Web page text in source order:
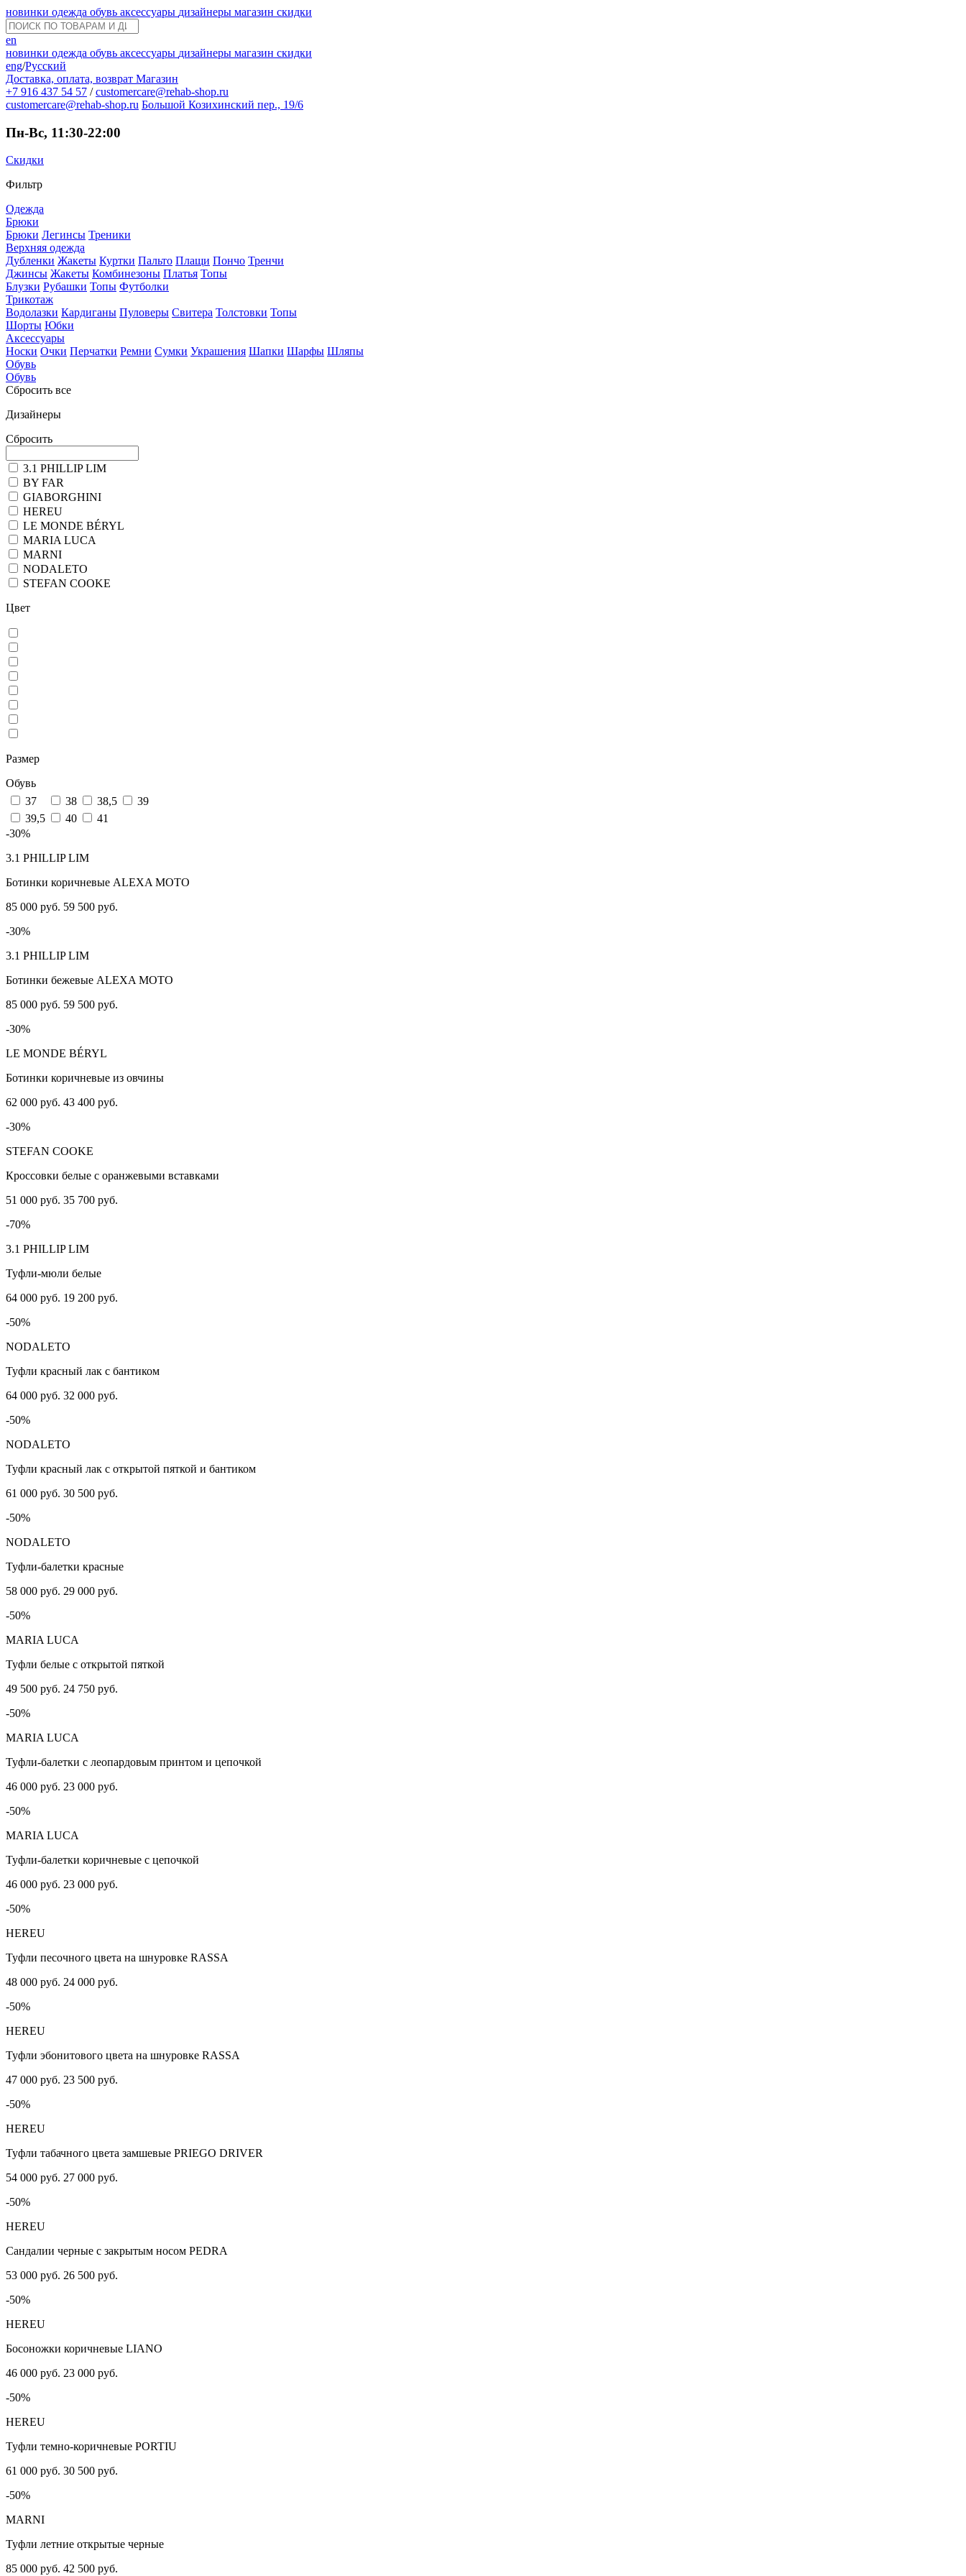
новинки одежда обувь аксессуары дизайнеры магазин скидки
en
новинки одежда обувь аксессуары дизайнеры магазин скидки
eng/Русский
Доставка, оплата, возврат Магазин
+7 916 437 54 57 / customercare@rehab-shop.ru
customercare@rehab-shop.ru Большой Козихинский пер., 19/6
Пн-Вс, 11:30-22:00
Скидки
Фильтр
Одежда
Брюки
Брюки Легинсы Треники
Верхняя одежда
Дубленки Жакеты Куртки Пальто Плащи Пончо Тренчи
Джинсы Жакеты Комбинезоны Платья Топы
Блузки Рубашки Топы Футболки
Трикотаж
Водолазки Кардиганы Пуловеры Свитера Толстовки Топы
Шорты Юбки
Аксессуары
Носки Очки Перчатки Ремни Сумки Украшения Шапки Шарфы Шляпы
Обувь
Обувь
Сбросить все
Дизайнеры
Сбросить
3.1 PHILLIP LIM
BY FAR
GIABORGHINI
HEREU
LE MONDE BÉRYL
MARIA LUCA
MARNI
NODALETO
STEFAN COOKE
Цвет
Размер
Обувь
37
38 38,5
39
39,5
40
41
-30%
3.1 PHILLIP LIM
Ботинки коричневые ALEXA MOTO
85 000 руб. 59 500 руб.
-30%
3.1 PHILLIP LIM
Ботинки бежевые ALEXA MOTO
85 000 руб. 59 500 руб.
-30%
LE MONDE BÉRYL
Ботинки коричневые из овчины
62 000 руб. 43 400 руб.
-30%
STEFAN COOKE
Кроссовки белые с оранжевыми вставками
51 000 руб. 35 700 руб.
-70%
3.1 PHILLIP LIM
Туфли-мюли белые
64 000 руб. 19 200 руб.
-50%
NODALETO
Туфли красный лак с бантиком
64 000 руб. 32 000 руб.
-50%
NODALETO
Туфли красный лак с открытой пяткой и бантиком
61 000 руб. 30 500 руб.
-50%
NODALETO
Туфли-балетки красные
58 000 руб. 29 000 руб.
-50%
MARIA LUCA
Туфли белые с открытой пяткой
49 500 руб. 24 750 руб.
-50%
MARIA LUCA
Туфли-балетки с леопардовым принтом и цепочкой
46 000 руб. 23 000 руб.
-50%
MARIA LUCA
Туфли-балетки коричневые с цепочкой
46 000 руб. 23 000 руб.
-50%
HEREU
Туфли песочного цвета на шнуровке RASSA
48 000 руб. 24 000 руб.
-50%
HEREU
Туфли эбонитового цвета на шнуровке RASSA
47 000 руб. 23 500 руб.
-50%
HEREU
Туфли табачного цвета замшевые PRIEGO DRIVER
54 000 руб. 27 000 руб.
-50%
HEREU
Сандалии черные с закрытым носом PEDRA
53 000 руб. 26 500 руб.
-50%
HEREU
Босоножки коричневые LIANO
46 000 руб. 23 000 руб.
-50%
HEREU
Туфли темно-коричневые PORTIU
61 000 руб. 30 500 руб.
-50%
MARNI
Туфли летние открытые черные
85 000 руб. 42 500 руб.